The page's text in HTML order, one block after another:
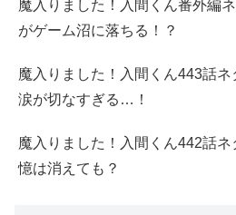
魔入りました！入間くん番外編
がゲーム沼に落ちる！？
魔入りました！入間くん443話
涙が切なすぎる…！
魔入りました！入間くん442話
憶は消えても？